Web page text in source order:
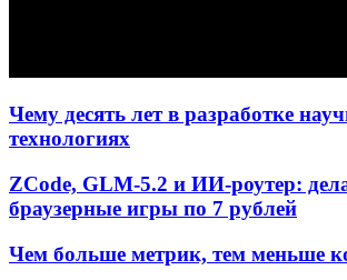
Чему десять лет в разработке
технологиях
ZCode, GLM-5.2 и ИИ-роутер:
браузерные игры по 7 рублей
Чем больше метрик, тем меньше